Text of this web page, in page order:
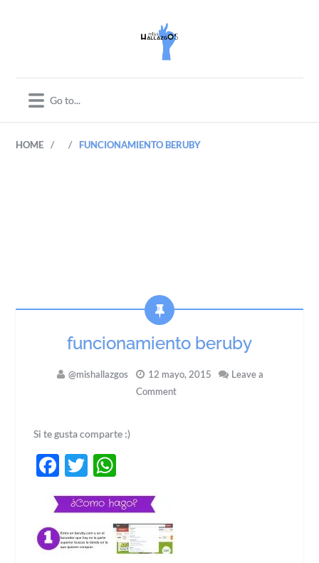
HOME / / FUNCIONAMIENTO BERUBY
funcionamiento beruby
@mishallazgos 12 mayo, 2015
Leave a
Comment
Si te gusta comparte :)
Facebook
Twitter